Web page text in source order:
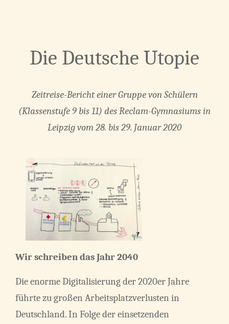
Die Deutsche Utopie
Zeitreise-Bericht einer Gruppe von Schülern
(Klassenstufe 9 bis 11) des Reclam-Gymnasiums in
Leipzigvom 28. bis 29. Januar 2020
Wir schreiben das Jahr 2040
Die enorme Digitalisierung der 2020er Jahre
führte zu großen Arbeitsplatzverlusten in
Deutschland. In Folge der einsetzenden